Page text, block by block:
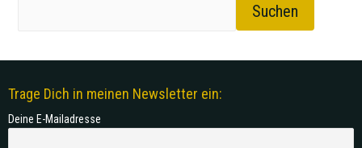
Suchen
Trage Dich in meinen Newsletter ein:
Deine E-Mailadresse